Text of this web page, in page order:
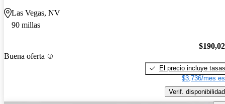
Las Vegas, NV
90 millas
Buena oferta
El precio incluye tasas
$3,736/mes
Verif. disponibilidad